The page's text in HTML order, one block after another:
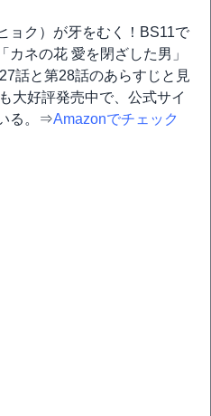
ョク）が牙をむく！BS11で
ネの花 愛を閉ざした男」
話と第28話のあらすじと見
大好評発売中で、公式サイ
る。⇒Amazonでチェック